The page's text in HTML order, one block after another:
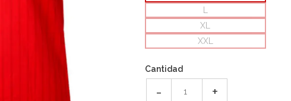
XL
XXL
Cantidad
- +